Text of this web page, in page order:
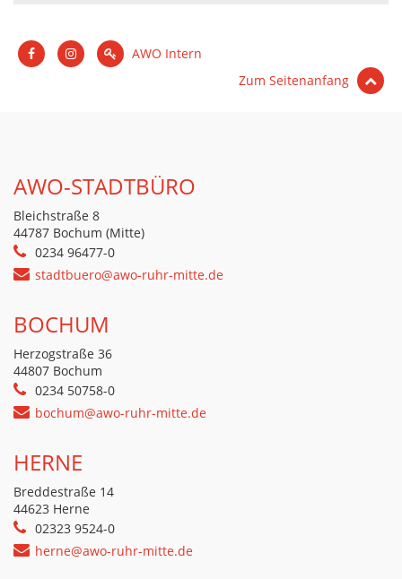
AWO Intern
Zum Seitenanfang
AWO-STADTBÜRO
Bleichstraße 8
44787 Bochum (Mitte)
0234 96477-0
stadtbuero@awo-ruhr-mitte.de
BOCHUM
Herzogstraße 36
44807 Bochum
0234 50758-0
bochum@awo-ruhr-mitte.de
HERNE
Breddestraße 14
44623 Herne
02323 9524-0
herne@awo-ruhr-mitte.de